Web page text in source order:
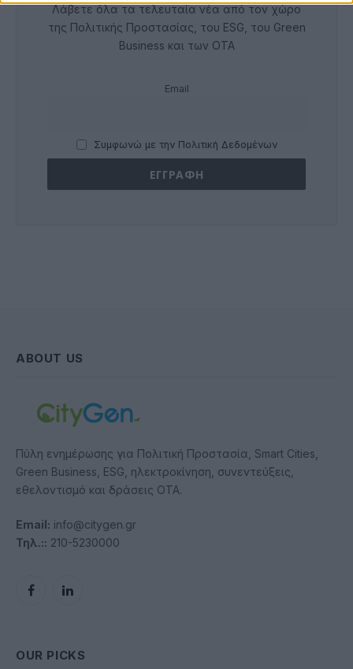
Λάβετε όλα τα τελευταία νέα από τον χώρο
της Πολιτικής Προστασίας, του ESG, του Green
Business και των ΟΤΑ
Email
Συμφωνώ με την Πολιτική Δεδομένων
ABOUT US
Πύλη ενημέρωσης για Πολιτική Προστασία, Smart Cities,
Green Business, ESG, ηλεκτροκίνηση, συνεντεύξεις,
εθελοντισμό και δράσεις ΟΤΑ.
Email: info@citygen.gr
Τηλ.:: 210-5230000
FacebookLinkedIn
OUR PICKS